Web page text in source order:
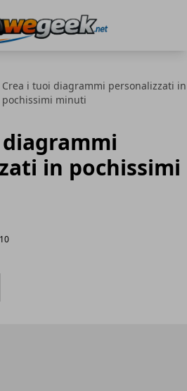
Crea i tuoi diagrammi personalizzati in
pochissimi minuti
in pochissimi